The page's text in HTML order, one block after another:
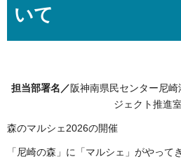
いて
担当部署名／阪神南県民センター尼
ジェクト推進
森のマルシェ2026の開催
「尼崎の森」に「マルシェ」がやって